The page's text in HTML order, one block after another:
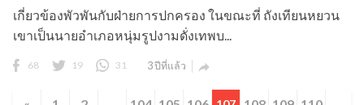
... 147 148 »